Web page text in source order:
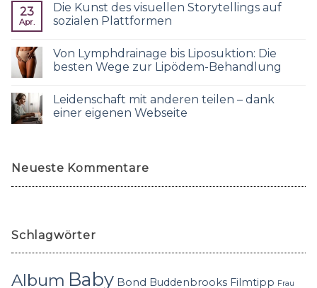
23
Apr.
Die Kunst des visuellen Storytellings auf
sozialen Plattformen
Von Lymphdrainage bis Liposuktion: Die
besten Wege zur Lipödem-Behandlung
Leidenschaft mit anderen teilen – dank
einer eigenen Webseite
Neueste Kommentare
Schlagwörter
Album Baby Bond Buddenbrooks Filmtipp Frau